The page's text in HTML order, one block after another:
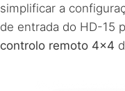
simplificar a
de entrada do HD-15
controlo remoto 4×4